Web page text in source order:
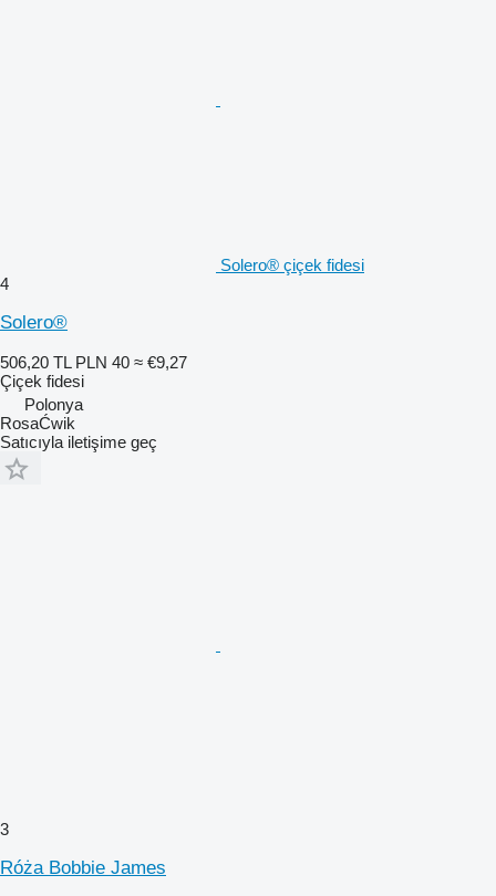
Solero® çiçek fidesi
4
Solero®
506,20 TL PLN 40 ≈ €9,27
Çiçek fidesi
Polonya
RosaĆwik
Satıcıyla iletişime geç
3
Róża Bobbie James